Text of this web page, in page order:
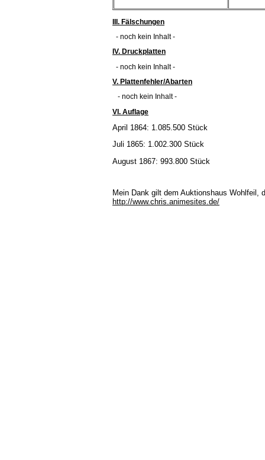
III. Fälschungen
- noch kein Inhalt -
IV. Druckplatten
- noch kein Inhalt -
V. Plattenfehler/Abarten
- noch kein Inhalt -
VI. Auflage
April 1864: 1.085.500 Stück
Juli 1865: 1.002.300 Stück
August 1867: 993.800 Stück
Mein Dank gilt dem Auktionshaus Wohlfeil,
http://www.chris.animesites.de/